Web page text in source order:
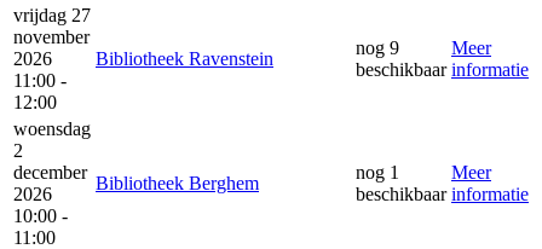
vrijdag 27
november
2026
11:00 -
12:00
Bibliotheek Ravenstein
nog 9
beschikbaar
Meer
informatie
woensdag
2
december
2026
10:00 -
11:00
Bibliotheek Berghem
nog 1
beschikbaar
Meer
informatie